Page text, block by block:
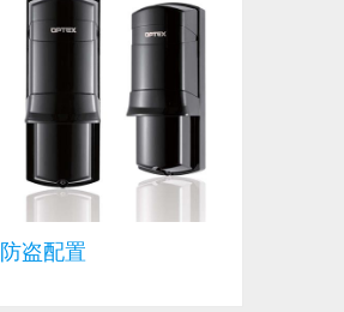
防盗配置